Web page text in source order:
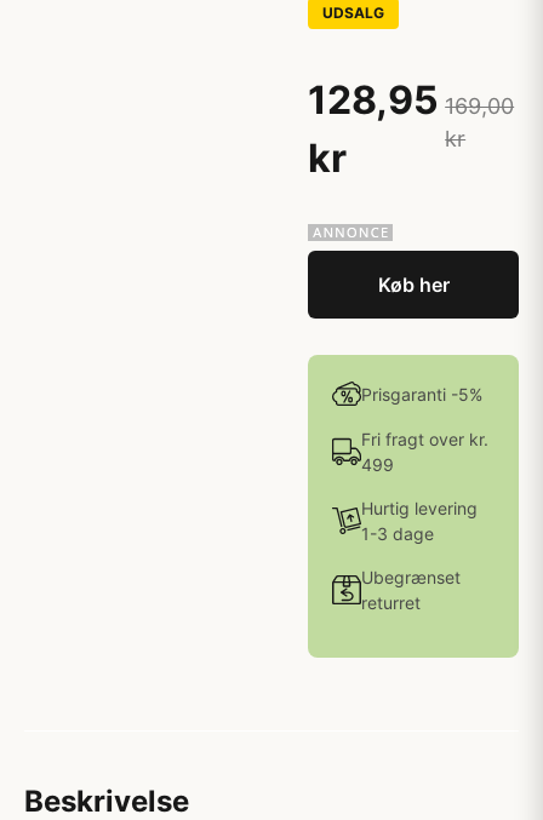
UDSALG
128,95
kr
169,00
kr
Køb her
Prisgaranti -5%
Fri fragt over kr.
499
Hurtig levering
1-3 dage
Ubegrænset
returret
Beskrivelse